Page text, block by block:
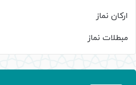
ارکان نماز
مبطلات نماز